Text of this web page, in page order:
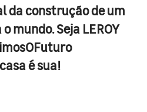
da construção de um
mundo. Seja LEROY
é sua!